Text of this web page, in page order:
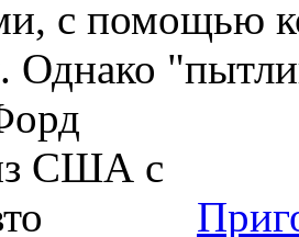
с помощью
Однако